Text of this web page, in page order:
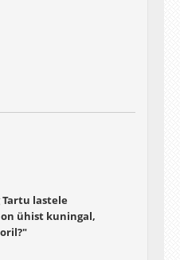
lastele
ühist kuningal,